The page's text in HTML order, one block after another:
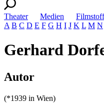
Theater Medien
A B C D E F G H I J K L M N
Gerhard
Autor
(*1939 in Wien)